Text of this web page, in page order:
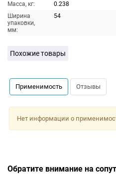
Масса, кг:
0.238
Ширина
упаковки,
мм:
54
Похожие товары
Применимость Отзывы
Нет информации о
Обратите внимание на